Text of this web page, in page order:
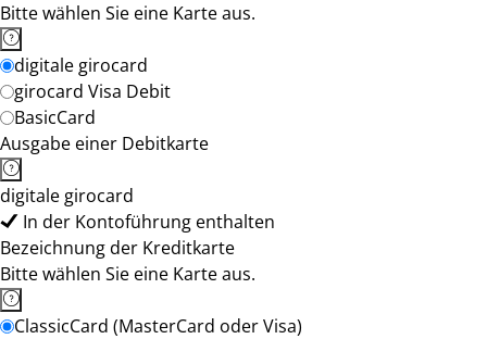
Bitte wählen Sie eine Karte aus.
digitale girocard
girocard Visa Debit
BasicCard
Ausgabe einer Debitkarte
digitale girocard
In der Kontoführung enthalten
Bezeichnung der Kreditkarte
Bitte wählen Sie eine Karte aus.
ClassicCard (MasterCard oder Visa)